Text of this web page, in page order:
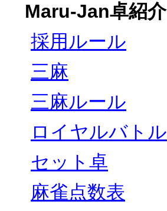
Maru-Jan卓紹介
採用ルール
三麻
三麻ルール
ロイヤルバトル
セット卓
麻雀点数表